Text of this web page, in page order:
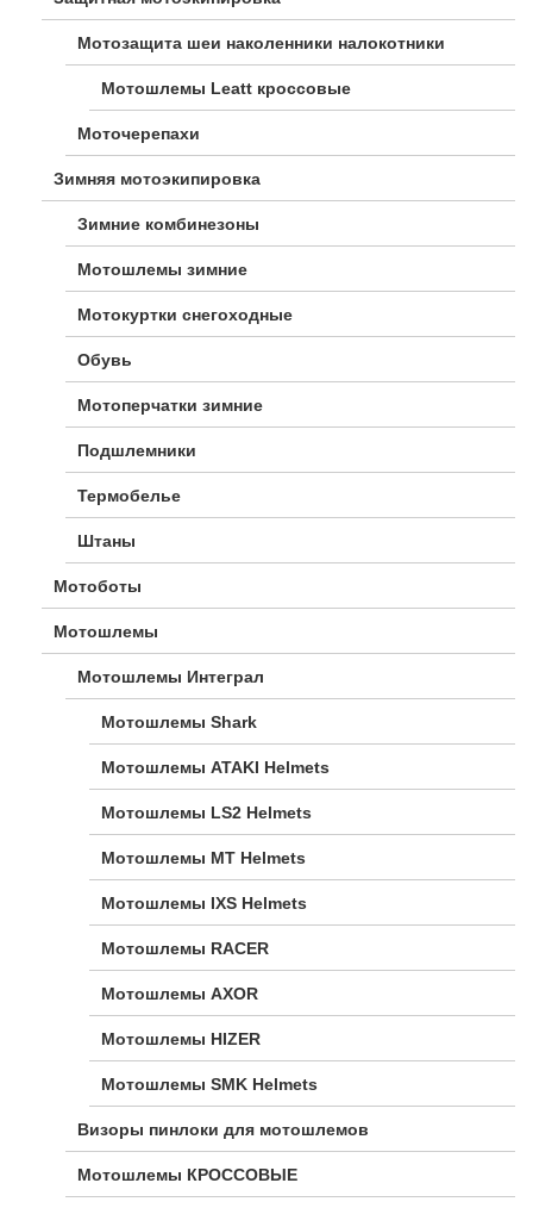
Мотозащита шеи наколенники налокотники
Мотошлемы Leatt кроссовые
Моточерепахи
Зимняя мотоэкипировка
Зимние комбинезоны
Мотошлемы зимние
Мотокуртки снегоходные
Обувь
Мотоперчатки зимние
Подшлемники
Термобелье
Штаны
Мотоботы
Мотошлемы
Мотошлемы Интеграл
Мотошлемы Shark
Мотошлемы ATAKI Helmets
Мотошлемы LS2 Helmets
Мотошлемы MT Helmets
Мотошлемы IXS Helmets
Мотошлемы RACER
Мотошлемы AXOR
Мотошлемы HIZER
Мотошлемы SMK Helmets
Визоры пинлоки для мотошлемов
Мотошлемы КРОССОВЫЕ